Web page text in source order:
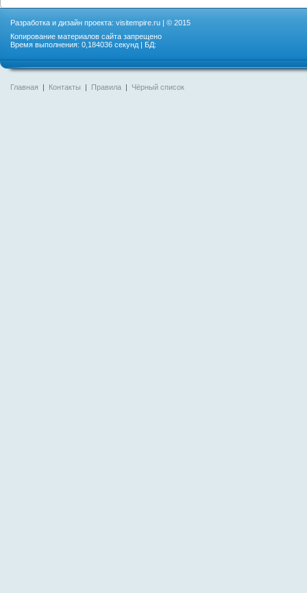
Разработка и дизайн проекта: visitempire.ru | © 2015
Копирование материалов сайта запрещено
Время выполнения: 0,184036 секунд | БД:
Главная | Контакты | Правила | Чёрный список